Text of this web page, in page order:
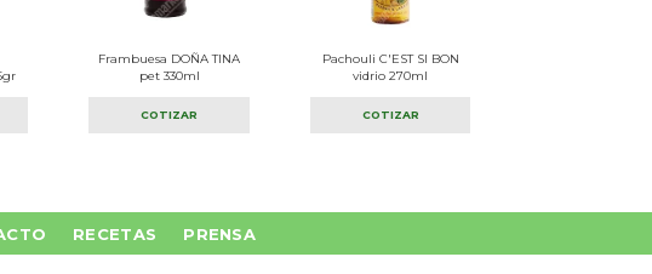
Frambuesa DOÑA TINA
pet 330ml
COTIZAR
Pachouli C'EST SI BON
vidrio 270ml
COTIZAR
RECETAS PRENSA